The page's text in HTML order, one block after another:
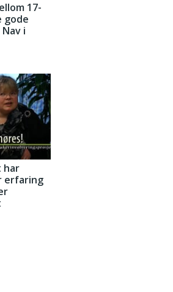
17-
gode
i
har
erfaring